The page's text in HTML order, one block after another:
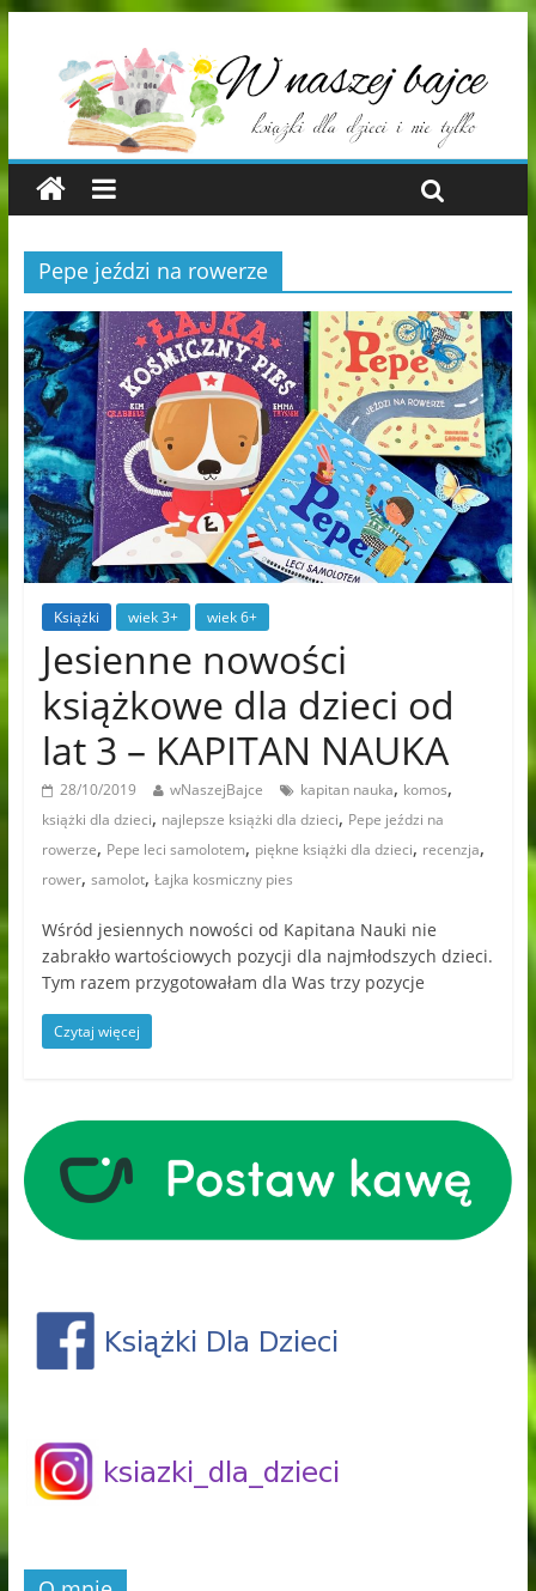
Pepe jeździ na rowerze
Książki wiek 3+ wiek 6+
Jesienne nowości
książkowe dla dzieci od
lat 3 – KAPITAN NAUKA
28/10/2019 wNaszejBajce kapitan nauka, komos,
książki dla dzieci, najlepsze książki dla dzieci, Pepe jeździ na
rowerze, Pepe leci samolotem, piękne książki dla dzieci, recenzja,
rower, samolot, Łajka kosmiczny pies
Wśród jesiennych nowości od Kapitana Nauki nie
zabrakło wartościowych pozycji dla najmłodszych dzieci.
Tym razem przygotowałam dla Was trzy pozycje
Czytaj więcej